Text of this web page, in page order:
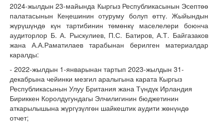
2024-жылдын 23-майында Кыргыз Республикасынын Эсептөө
палатасынын Кеңешинин отуруму болуп өттү. Жыйындын
жүрүшүндө күн тартибинин төмөнкү маселелери боюнча
аудиторлор Б. А. Рыскулиев, П.С. Батиров, А.Т. Байгазаков
жана А.А.Раматилаев тарабынан берилген материалдар
каралды:
- 2022-жылдын 1-январынан тартып 2023-жылдын 31-
декабрына чейинки мезгил аралыгына карата Кыргыз
Республикасынын Улуу Британия жана Түндүк Ирландия
Бириккен Королдугундагы Элчилигинин бюджетинин
аткарылышына жүргүзүлгөн шайкештик аудити жөнүндө
отчет;